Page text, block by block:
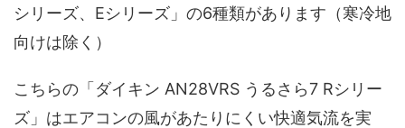
シリーズ、Eシリーズ」の6種類があります（寒冷地
向けは除く）
こちらの「ダイキン AN28VRS うるさら7 Rシリー
ズ」はエアコンの風があたりにくい快適気流を実